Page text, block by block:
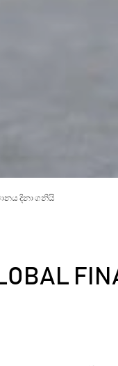
දිනා ගනියි